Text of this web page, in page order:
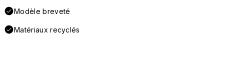
Modèle breveté
Matériaux recyclés